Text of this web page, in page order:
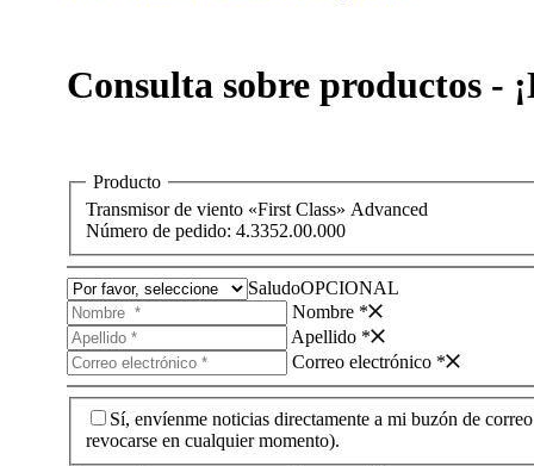
Consulta sobre productos -
Producto
Transmisor de viento «First Class» Advanced
Número de pedido: 4.3352.00.000
SaludoOPCIONAL
Nombre *
Apellido *
Correo electrónico *
Sí, envíenme noticias directamente a mi buzón de
revocarse en cualquier momento).